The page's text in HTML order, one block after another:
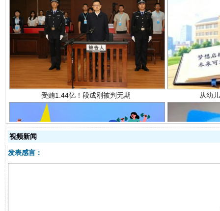
受贿1.44亿！段成刚被判无期 从幼
视频新闻
发表感言：